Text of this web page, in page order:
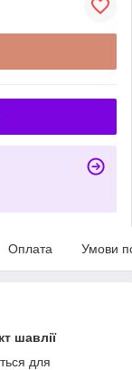
Оплата Умови
шавлії
для